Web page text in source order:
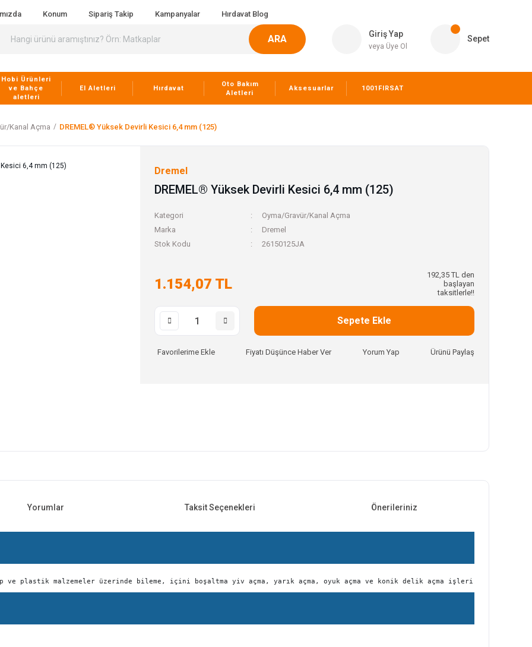
Konum Sipariş Takip Kampanyalar Hırdavat Blog
ARA Giriş Yap
veya Üye Ol
Sepet
Hobi Ürünleri
ve Bahçe
aletleri
El Aletleri Hırdavat
Oto Bakım
Aletleri
Aksesuarlar 1001FIRSAT
Kanal Açma DREMEL® Yüksek Devirli Kesici 6,4 mm (125)
Dremel
DREMEL® Yüksek Devirli Kesici 6,4 mm (125)
Kategori
Oyma/Gravür/Kanal Açma
Marka
Dremel
Stok Kodu
26150125JA
1.154,07 TL
192,35 TL den
başlayan
taksitlerle!!
Sepete Ekle
Fiyatı Düşünce Haber Ver Yorum Yap Ürünü Paylaş
Yorumlar Taksit Seçenekleri Önerileriniz
ve plastik malzemeler üzerinde bileme, içini boşaltma yiv açma, yarık açma, oyuk açma ve konik delik açma işleri için